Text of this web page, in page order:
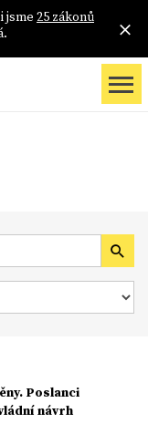
jsme 25 zákonů
Poslanci
návrh